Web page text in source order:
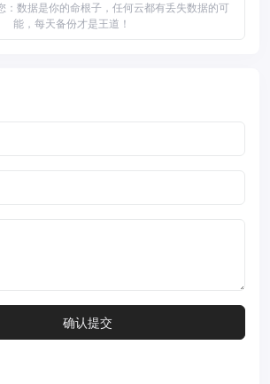
：数据是你的命根子，任何云都有丢失数据的可
能，每天备份才是王道！